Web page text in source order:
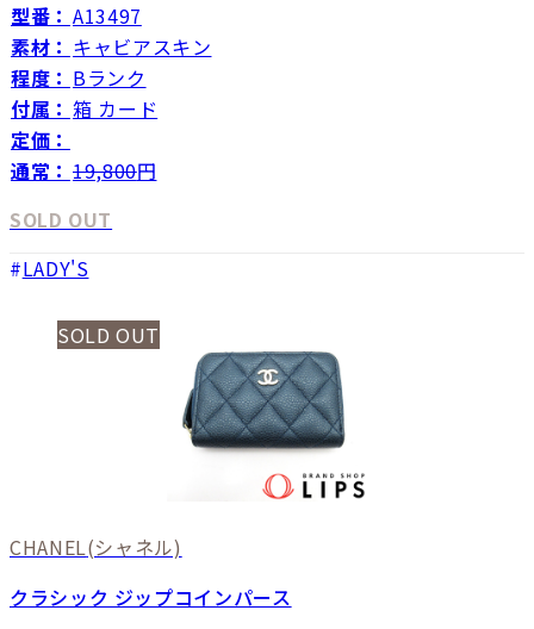
型番： A13497
素材： キャビアスキン
程度： Bランク
付属： 箱 カード
定価：
通常： 19,800円
SOLD OUT
LADY'S
SOLD OUT
CHANEL(シャネル)
クラシック ジップコインパース